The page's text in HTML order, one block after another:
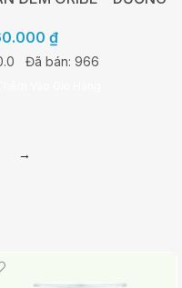
DA 30G
₫
Đã bán: 966
→